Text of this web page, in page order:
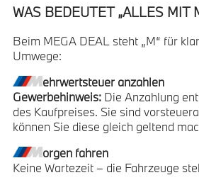
WAS BEDEUTET „ALLES MIT
Beim MEGA DEAL steht „M“ für
Umwege:
ehrwertsteuer anzahlen
Gewerbehinweis: Die Anzahlung
des Kaufpreises. Sie sind
können Sie diese gleich geltend
orgen fahren
Keine Wartezeit – die Fahrzeuge